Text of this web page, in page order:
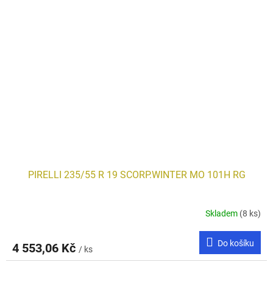
PIRELLI 235/55 R 19 SCORP.WINTER MO 101H RG
Skladem (8 ks)
4 553,06 Kč / ks
Do košíku